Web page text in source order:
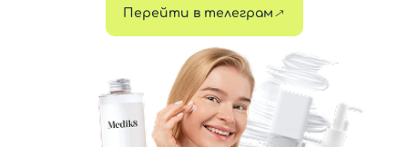
Перейти в телеграм